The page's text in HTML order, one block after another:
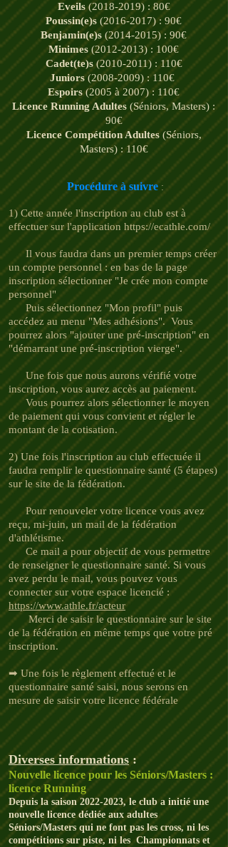
Eveils (2018-2019): 80€
Poussin(e)s (2016-2017): 90€
Benjamin(e)s (2014-2015): 90€
Minimes (2012-2013): 100€
Cadet(te)s (2010-2011): 110€
Juniors (2008-2009) : 110€
Espoirs(2005 à 2007) : 110€
Licence Running Adultes (Séniors, Masters) :
90€
Licence Compétition Adultes(Séniors,
Masters) : 110€
Procédure à suivre :
1) Cette année l'inscription au club est à
effectuer sur l'application https://ecathle.com/
Il vous faudra dans un premier temps créer
un compte personnel : en bas de la page
inscription sélectionner "Je crée mon compte
personnel"
Puis sélectionnez "Mon profil" puis
accédez au menu "Mes adhésions". Vous
pourrez alors "ajouter une pré-inscription" en
"démarrant une pré-inscription vierge".
Une fois que nous aurons vérifié votre
inscription, vous aurez accès au paiement.
Vous pourrez alors sélectionner le moyen
de paiement qui vous convient et régler le
montant de la cotisation.
2) Une fois l'inscription au club effectuée il
faudra remplir le questionnaire santé (5 étapes)
sur le site de la fédération.
Pour renouveler votre licence vous avez
reçu, mi-juin, un mail de la fédération
d'athlétisme.
Ce mail a pour objectif de vous permettre
de renseigner le questionnaire santé. Si vous
avez perdu le mail, vous pouvez vous
connecter sur votre espace licencié :
https://www.athle.fr/acteur
Merci de saisir le questionnaire sur le site
de la fédération en même temps que votre pré
inscription.
➡ Une fois le règlement effectué et le
questionnaire santé saisi, nous serons en
mesure de saisir votre licence fédérale
Diverses informations:
Nouvelle licence pour les Séniors/Masters :
licence Running
Depuis la saison2022-2023, le club a initié une
nouvelle licence dédiée aux adultes
Séniors/Masters qui ne font pas les cross, ni les
compétitions sur piste, ni les Championnats et